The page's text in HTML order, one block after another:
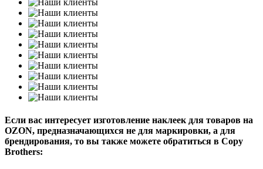
Если вас интересует изготовление наклеек для товаров на
OZON, предназначающихся не для маркировки, а для
брендирования, то вы также можете обратиться в Copy
Brothers: